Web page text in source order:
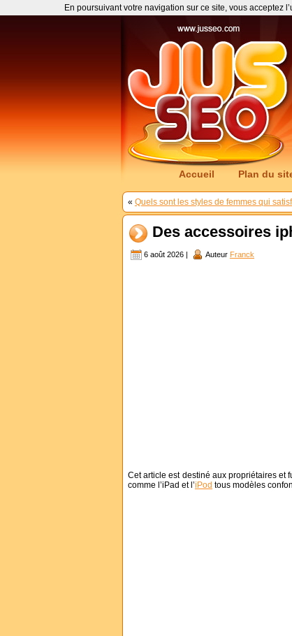
Accueil Plan du
« Quels sont les styles de femmes qui
Des accessoires
6 août 2026 | Auteur Franck
Cet article est destiné aux propriétaires et
comme l’iPad et l’iPod tous modèles
En poursuivant votre navigation sur ce site, vous acceptez